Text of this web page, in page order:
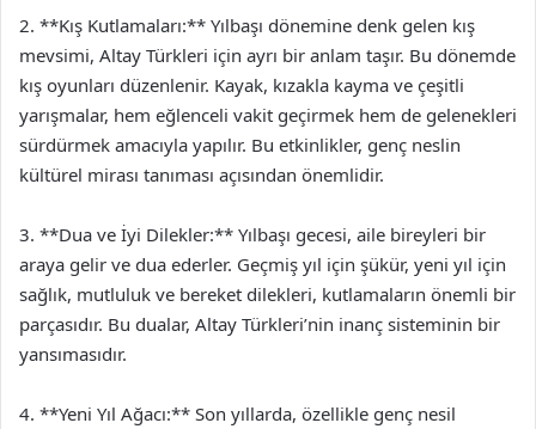
2. **Kış Kutlamaları:** Yılbaşı dönemine denk gelen kış
mevsimi, Altay Türkleri için ayrı bir anlam taşır. Bu dönemde
kış oyunları düzenlenir. Kayak, kızakla kayma ve çeşitli
yarışmalar, hem eğlenceli vakit geçirmek hem de gelenekleri
sürdürmek amacıyla yapılır. Bu etkinlikler, genç neslin
kültürel mirası tanıması açısından önemlidir.
3. **Dua ve İyi Dilekler:** Yılbaşı gecesi, aile bireyleri bir
araya gelir ve dua ederler. Geçmiş yıl için şükür, yeni yıl için
sağlık, mutluluk ve bereket dilekleri, kutlamaların önemli bir
parçasıdır. Bu dualar, Altay Türkleri’nin inanç sisteminin bir
yansımasıdır.
4. **Yeni Yıl Ağacı:** Son yıllarda, özellikle genç nesil